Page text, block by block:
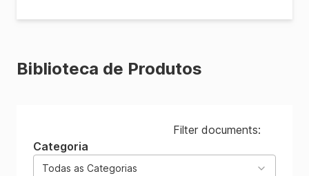
Biblioteca de Produtos
Filter documents:
Categoria
Todas as Categorias